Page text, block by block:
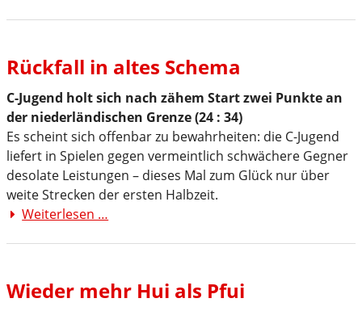
Murmeltier
Rückfall in altes Schema
C-Jugend holt sich nach zähem Start zwei Punkte an
der niederländischen Grenze (24 : 34)
Es scheint sich offenbar zu bewahrheiten: die C-Jugend
liefert in Spielen gegen vermeintlich schwächere Gegner
desolate Leistungen – dieses Mal zum Glück nur über
weite Strecken der ersten Halbzeit.
Weiterlesen …
Wieder mehr Hui als Pfui